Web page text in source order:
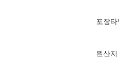
포장타
원산지